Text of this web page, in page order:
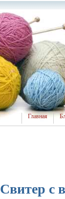
Главная
Свитер с